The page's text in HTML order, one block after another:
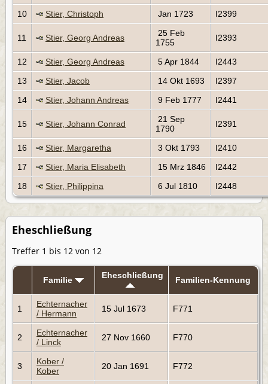
10
Stier, Christoph Jan 1723 I2399
11 Stier, Georg Andreas
25 Feb
1755
I2393
12 Stier, Georg Andreas 5 Apr 1844
I2443
13
Stier, Jacob 14 Okt 1693
I2397
14
Stier, Johann Andreas 9 Feb 1777 I2441
15 Stier, Johann Conrad
21 Sep
1790
I2391
16 Stier, Margaretha 3 Okt 1793
I2410
17
Stier, Maria Elisabeth 15 Mrz 1846
I2442
18
Stier, Philippina 6 Jul 1810 I2448
Eheschließung
Treffer 1 bis 12 von 12
Familie Eheschließung Familien-Kennung
1
Echternacher
/ Hermann
15 Jul 1673 F771
2
Echternacher
/ Linck
27 Nov 1660 F770
3
Kober /
Kober
20 Jan 1691 F772